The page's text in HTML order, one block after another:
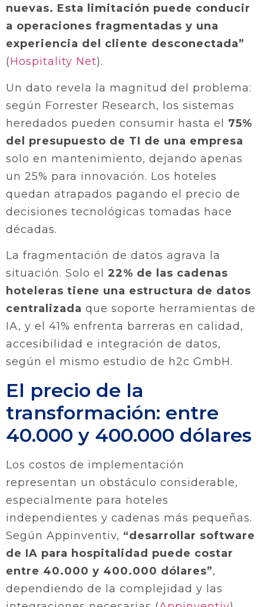
nuevas. Esta limitación puede conducir
a operaciones fragmentadas y una
experiencia del cliente desconectada”
(Hospitality Net).
Un dato revela la magnitud del problema:
según Forrester Research, los sistemas
heredados pueden consumir hasta el 75%
del presupuesto de TI de una empresa
solo en mantenimiento, dejando apenas
un 25% para innovación. Los hoteles
quedan atrapados pagando el precio de
decisiones tecnológicas tomadas hace
décadas.
La fragmentación de datos agrava la
situación. Solo el 22% de las cadenas
hoteleras tiene una estructura de datos
centralizada que soporte herramientas de
IA, y el 41% enfrenta barreras en calidad,
accesibilidad e integración de datos,
según el mismo estudio de h2c GmbH.
El precio de la
transformación: entre
40.000 y 400.000 dólares
Los costos de implementación
representan un obstáculo considerable,
especialmente para hoteles
independientes y cadenas más pequeñas.
Según Appinventiv, “desarrollar software
de IA para hospitalidad puede costar
entre 40.000 y 400.000 dólares”,
dependiendo de la complejidad y las